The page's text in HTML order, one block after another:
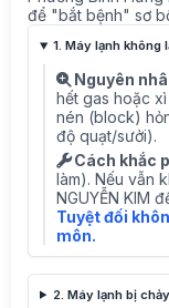
để "bắt bệnh" sơ
1. Máy lạnh không
Nguyên
hết gas hoặc
nén (block)
độ quạt/sưởi).
Cách khắc
làm). Nếu vẫn
NGUYỄN KIM
Tuyệt đối
môn.
2. Máy lạnh bị